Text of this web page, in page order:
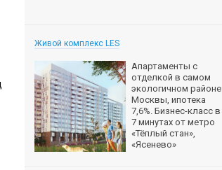
Живой комплекс LES
Апартаменты с
отделкой в самом
экологичном районе
Москвы, ипотека
7,6%. Бизнес-класс в
7 минутах от метро
«Тёплый стан»,
«Ясенево»